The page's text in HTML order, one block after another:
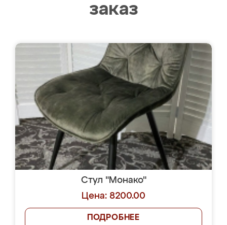
заказ
Стул "Монако"
Цена: 8200.00
ПОДРОБНЕЕ